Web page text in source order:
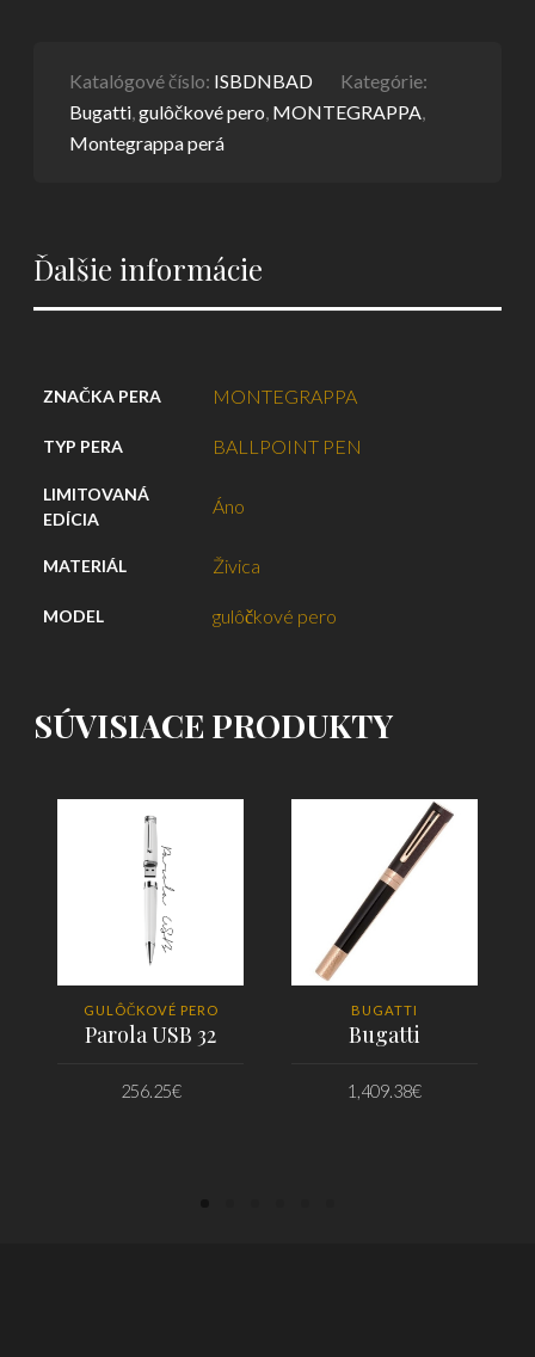
Katalógové číslo: ISBDNBAD
Kategórie:
Bugatti ,gulôčkové pero MONTEGRAPPA
Montegrappa perá
Ďalšie informácie
ZNAČKA PERA MONTEGRAPPA
TYP PERA BALLPOINT PEN
LIMITOVANÁ
EDÍCIA
Áno
MATERIÁL Živica
MODEL gulôčkové pero
SÚVISIACE PRODUKTY
GULÔČKOVÉ PERO
Parola USB 32
256.25€
BUGATTI
Bugatti
1,409.38€